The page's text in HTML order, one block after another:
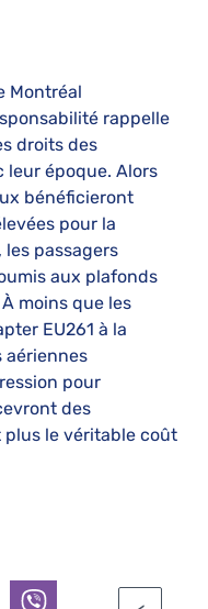
Montréal
rappelle
droits des
leur époque. Alors
bénéficieront
pour la
les passagers
aux plafonds
moins que les
EU261 à la
aériennes
pour
des
le véritable coût